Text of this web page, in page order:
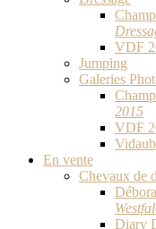
VDF
Jumping
Galeries
2015
VDF
En vente
Chevaux de
Diary